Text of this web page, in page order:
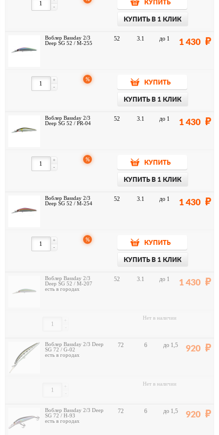
-
КУПИТЬ
КУПИТЬ В 1 КЛИК
Воблер Bassday 2/3
Deep SG 52 / M-255
52 3.1 до 1 1 430
-
+ %
КУПИТЬ
КУПИТЬ В 1 КЛИК
Воблер Bassday 2/3
Deep SG 52 / PR-04
52 3.1 до 1 1 430
-
+ %
КУПИТЬ
КУПИТЬ В 1 КЛИК
Воблер Bassday 2/3
Deep SG 52 / M-254
52 3.1 до 1 1 430
-
+ %
КУПИТЬ
КУПИТЬ В 1 КЛИК
Воблер Bassday 2/3
Deep SG 52 / M-207
есть в городах
52 3.1 до 1 1 430
-
+ Нет в наличии
Воблер Bassday 2/3 Deep
SG 72 / G-02
есть в городах
72 6 до 1,5 920
-
+ Нет в наличии
Воблер Bassday 2/3 Deep
SG 72 / H-93
есть в городах
72 6 до 1,5 920